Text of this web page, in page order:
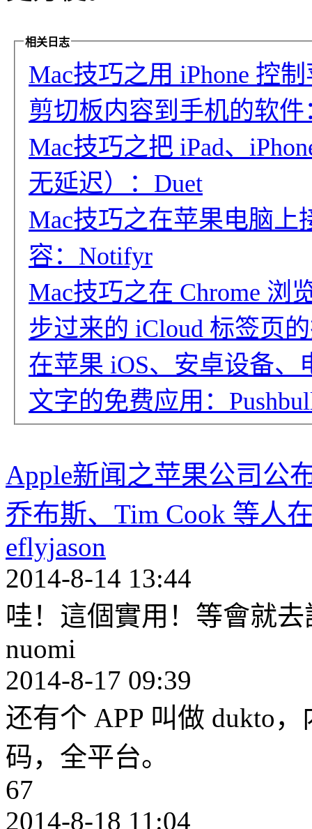
相关日志
Mac技巧之用 iPhone 控
剪切板内容到手机的软件
Mac技巧之把 iPad、
无延迟）：Duet
Mac技巧之在苹果电脑上
容：Notifyr
Mac技巧之在 Chrome 浏
步过来的 iCloud 标签页
在苹果 iOS、安卓设备
文字的免费应用：
Apple新闻之苹果公司公
乔布斯、Tim Cook 等人
eflyjason
2014-8-14 13:44
哇！這個實用！等會就
nuomi
2014-8-17 09:39
还有个 APP 叫做 dukto
码，全平台。
67
2014-8-18 11:04